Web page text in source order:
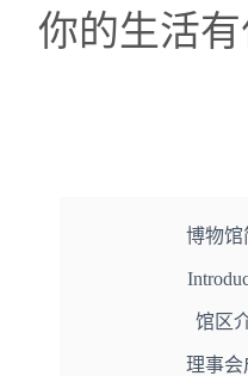
你的生活有
博物馆
馆区
理事会